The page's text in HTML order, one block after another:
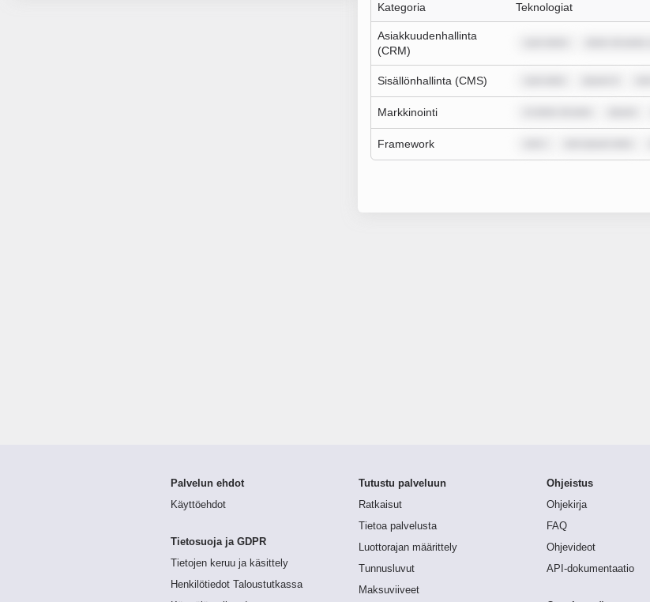
Kategoria Teknologiat
Asiakkuudenhallinta
(CRM)
Sisällönhallinta (CMS)
Markkinointi
Framework
Palvelun ehdot
Käyttöehdot
Tietosuoja ja GDPR
Tietojen keruu ja käsittely
Henkilötiedot Taloustutkassa
Tutustu palveluun
Ratkaisut
Tietoa palvelusta
Luottorajan määrittely
Tunnusluvut
Maksuviiveet
Ohjeistus
Ohjekirja
FAQ
Ohjevideot
API-dokumentaatio